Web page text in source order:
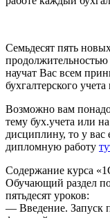
Семьдесят пять
продолжительностью
научат Вас всем
бухгалтерского
Возможно вам
тему бух.учета или
дисциплину, то у вас
дипломную работу
Содержание курса
Обучающий раздел
пятьдесят уроков:
— Введение. Запуск